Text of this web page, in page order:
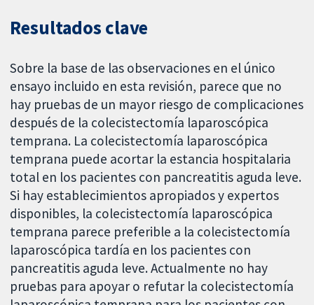
Resultados clave
Sobre la base de las observaciones en el único
ensayo incluido en esta revisión, parece que no
hay pruebas de un mayor riesgo de complicaciones
después de la colecistectomía laparoscópica
temprana. La colecistectomía laparoscópica
temprana puede acortar la estancia hospitalaria
total en los pacientes con pancreatitis aguda leve.
Si hay establecimientos apropiados y expertos
disponibles, la colecistectomía laparoscópica
temprana parece preferible a la colecistectomía
laparoscópica tardía en los pacientes con
pancreatitis aguda leve. Actualmente no hay
pruebas para apoyar o refutar la colecistectomía